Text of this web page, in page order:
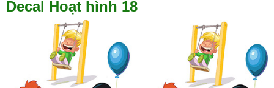
Decal Hoạt hình 18